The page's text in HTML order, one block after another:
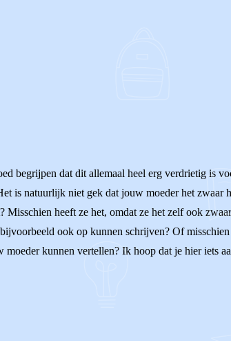
begrijpen dat dit allemaal heel erg verdrietig is
is natuurlijk niet gek dat jouw moeder het zwaar
heeft ze het, omdat ze het zelf ook
ook op kunnen schrijven? Of
kunnen vertellen? Ik hoop dat je hier iets